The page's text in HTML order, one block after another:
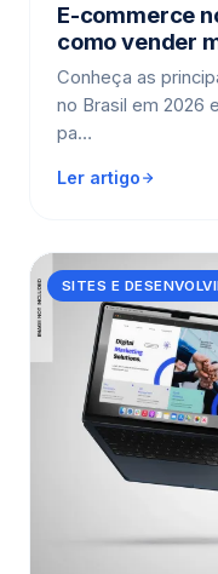
E-commerce
como vender
Conheça as
no Brasil em 2026
pa…
Ler artigo
SITES E